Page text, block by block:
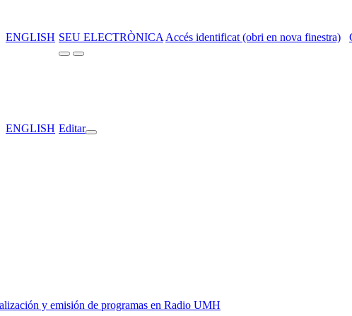
ENGLISH SEU ELECTRÒNICA Accés identificat (obri en nova finestra)
ENGLISH Editar
y emisión de programas en Radio UMH